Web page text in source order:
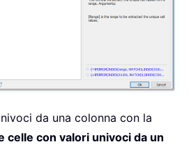
da una colonna con la
celle con valori univoci da un